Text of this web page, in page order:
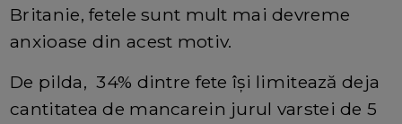
Britanie, fetele sunt mult mai devreme
anxioase din acest motiv.
De pilda, 34% dintre fete își limitează deja
cantitatea de mancarein jurul varstei de 5